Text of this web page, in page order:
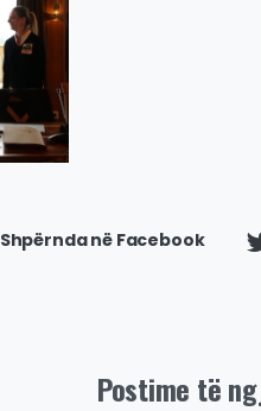
Shpërnda në Facebook
Postime të